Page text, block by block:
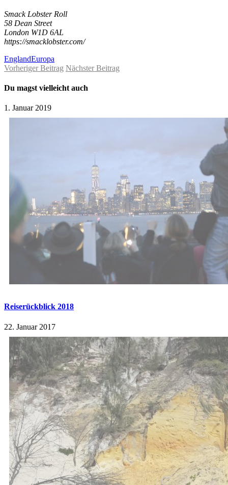
Smack Lobster Roll
58 Dean Street
London W1D 6AL
https://smacklobster.com/
EnglandEuropa
Vorheriger Beitrag Nächster Beitrag
Du magst vielleicht auch
1. Januar 2019
Reiserückblick 2018
22. Januar 2017